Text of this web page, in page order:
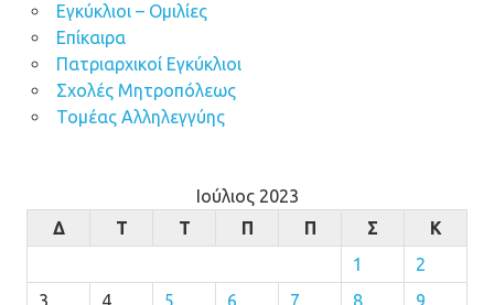
Εγκύκλιοι – Ομιλίες
Επίκαιρα
Πατριαρχικοί Εγκύκλιοι
Σχολές Μητροπόλεως
Τομέας Αλληλεγγύης
Ιούλιος 2023
Δ
Τ Τ Π Π Σ
Κ
1
2
3
4 5 6 7 8 9